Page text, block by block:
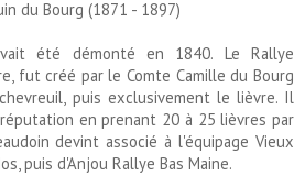
du Bourg (1871 - 1897)
été démonté en 1840. Le Rallye
fut créé par le Comte Camille du Bourg
puis exclusivement le lièvre. Il
en prenant 20 à 25 lièvres par
devint associé à l'équipage Vieux
puis d'Anjou Rallye Bas Maine.